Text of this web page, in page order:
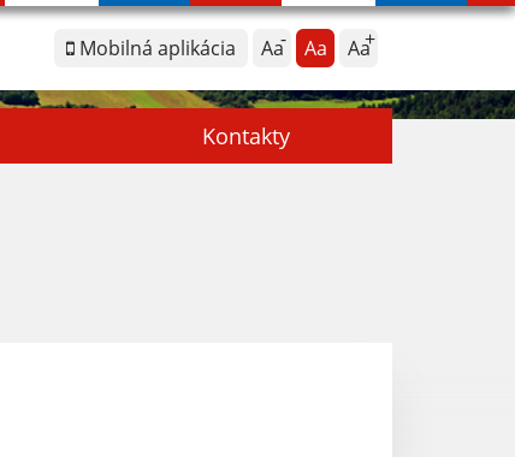
Mobilná aplikácia Aa Aa Aa
Kontakty